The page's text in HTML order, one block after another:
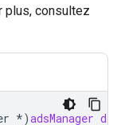
plus, consultez
*)adsManager